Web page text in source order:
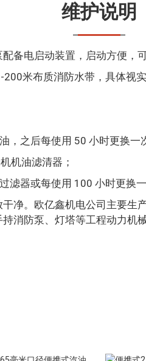
维护说明
备电启动装置，启动方便，
米布质消防水带，具体视
，之后每使用 50 小时更换一
机油滤清器；
滤器或每使用 100 小时更换
净。欧亿鑫机电公司主要生
消防泵、灯塔等工程动力机